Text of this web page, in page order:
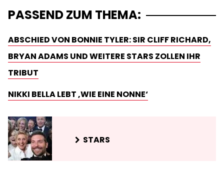
PASSEND ZUM THEMA:
ABSCHIED VON BONNIE TYLER: SIR CLIFF RICHARD,
BRYAN ADAMS UND WEITERE STARS ZOLLEN IHR
TRIBUT
NIKKI BELLA LEBT ‚WIE EINE NONNE‘
STARS